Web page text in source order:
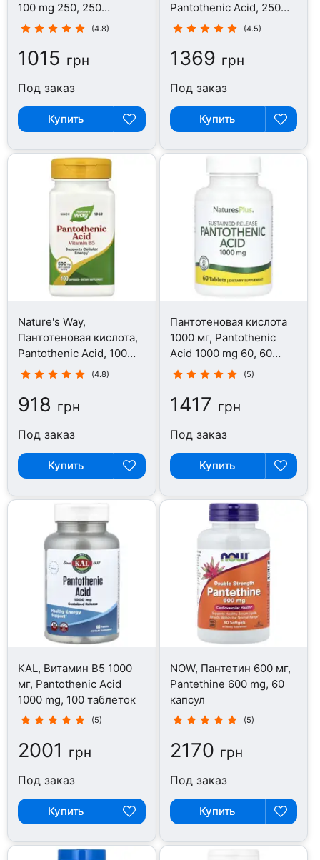
100 mg 250, 250
таблеток
(4.8)
1015 грн
Под заказ
Купить
Pantothenic Acid, 250
капсул
(4.5)
1369 грн
Под заказ
Купить
Nature's Way,
Пантотеновая кислота,
Pantothenic Acid, 100
капсул
(4.8)
918 грн
Под заказ
Купить
Пантотеновая кислота
1000 мг, Pantothenic
Acid 1000 mg 60, 60
таблеток
(5)
1417 грн
Под заказ
Купить
KAL, Витамин B5 1000
мг, Pantothenic Acid
1000 mg, 100 таблеток
(5)
2001 грн
Под заказ
Купить
NOW, Пантетин 600 мг,
Pantethine 600 mg, 60
капсул
(5)
2170 грн
Под заказ
Купить